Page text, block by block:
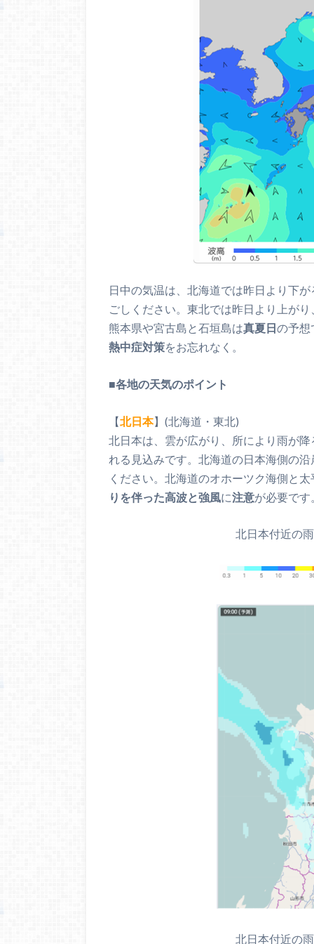
日中の気温は、北海道では昨日より下
ごしください。東北では昨日より上が
熊本県や宮古島と石垣島は真夏日の予想
熱中症対策をお忘れなく。
■各地の天気のポイント
【北日本】(北海道・東北)
北日本は、雲が広がり、所により雨が
れる見込みです。北海道の日本海側の
ください。北海道のオホーツク海側と
りを伴った高波と強風に注意が必要です
北日本付近の
北日本付近の